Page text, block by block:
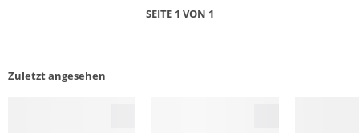
SEITE 1 VON 1
Zuletzt angesehen